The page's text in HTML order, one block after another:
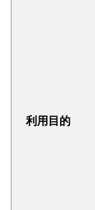
利用目的